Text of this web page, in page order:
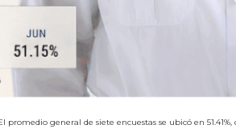
general de siete encuestas se ubicó en